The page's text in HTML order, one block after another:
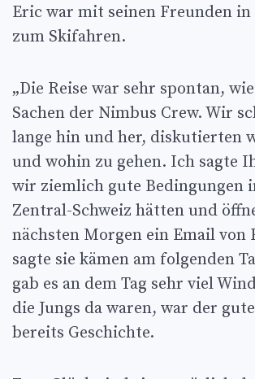
Eric war mit seinen Freunden in
zum Skifahren.
„Die Reise war sehr spontan,
Sachen der Nimbus Crew. Wir
lange hin und her, diskutierten
und wohin zu gehen. Ich sagte
wir ziemlich gute Bedingungen
Zentral-Schweiz hätten und
nächsten Morgen ein Email von
sagte sie kämen am folgenden
gab es an dem Tag sehr viel
die Jungs da waren, war der
bereits Geschichte.